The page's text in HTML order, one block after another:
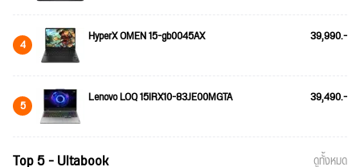
4 HyperX OMEN 15-gb0045AX 39,990.-
5 Lenovo LOQ 15IRX10-83JE00MGTA 39,490.-
Top 5 - Ultabook ดูทั้งหมด